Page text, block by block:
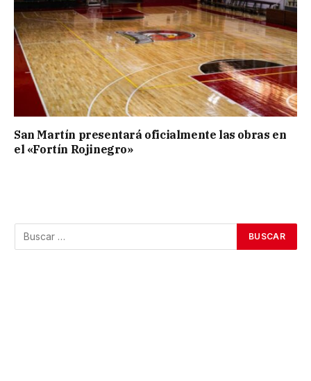
San Martín presentará oficialmente las obras en
el «Fortín Rojinegro»